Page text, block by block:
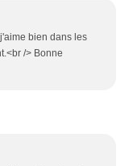
bien dans les
/> Bonne